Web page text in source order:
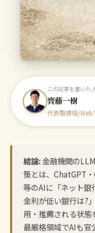
仁
この記事を書いた
齊藤一樹
代表取締役/Web
結論:金融機関の
策とは、ChatGPT
等のAIに「ネット銀
金利が低い銀行は?
用・推薦される状態
最厳格領域でAIも